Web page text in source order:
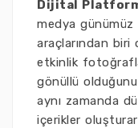
Dijital
medya günümüz
araçlarından biri
etkinlik
gönüllü
aynı zamanda
içerikler